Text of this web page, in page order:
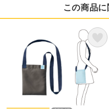
この商品